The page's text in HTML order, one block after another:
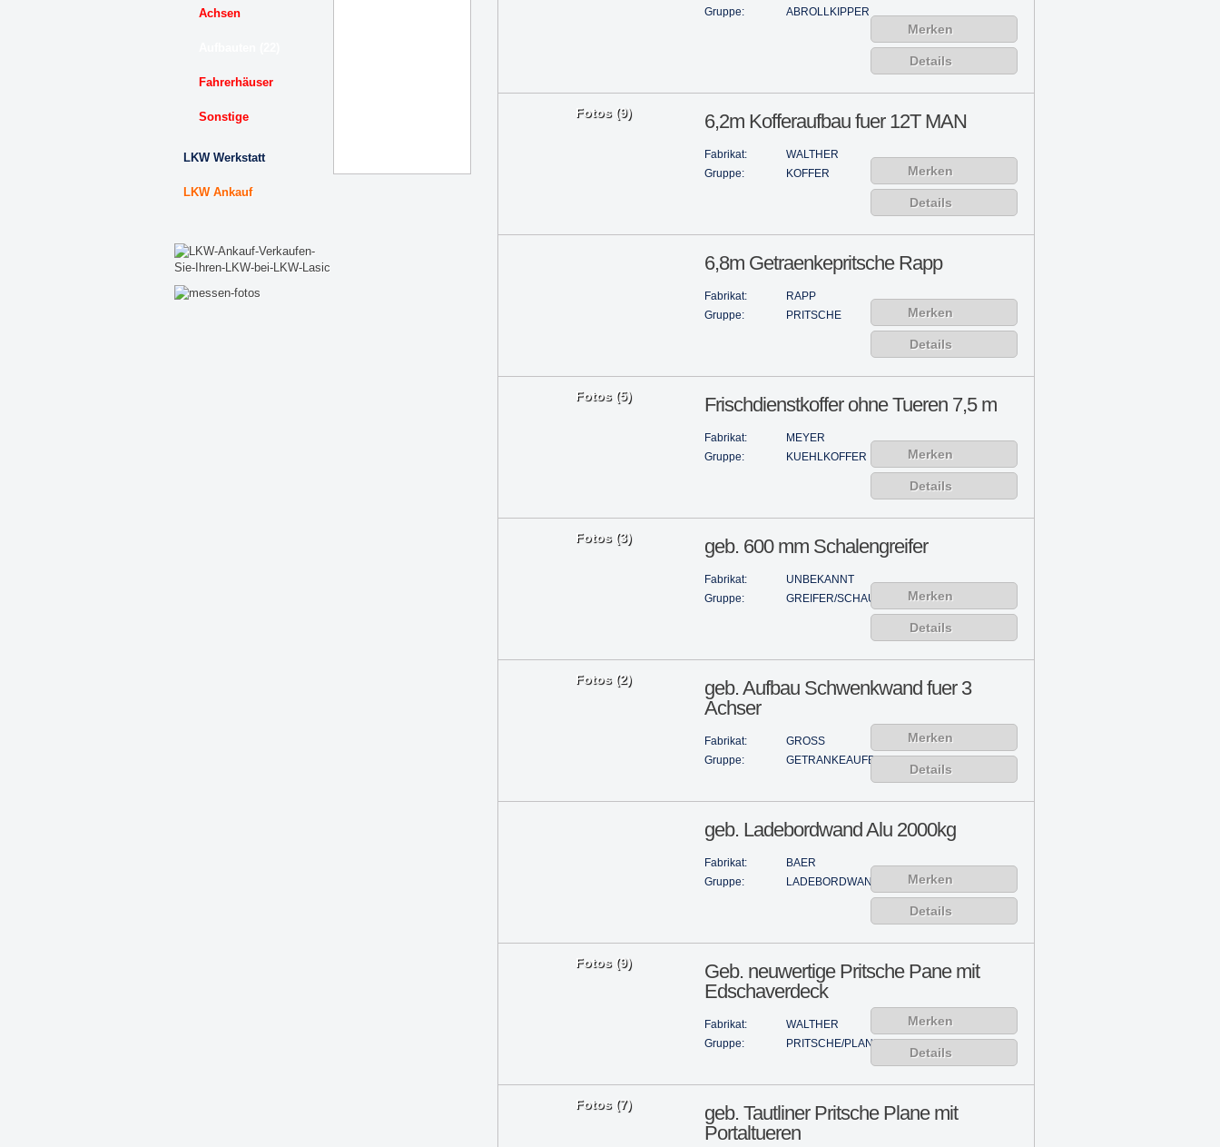
Achsen
Fahrerhäuser
Sonstige
LKW Werkstatt
LKW Ankauf
Merken
Details
Gruppe:
ABROLLKIPPER
Fotos (9)
Merken
Details
6,2m Kofferaufbau fuer 12T MAN
Fabrikat:
WALTHER
Gruppe:
KOFFER
Merken
Details
6,8m Getraenkepritsche Rapp
Fabrikat:
RAPP
Gruppe:
PRITSCHE
Fotos (5)
Merken
Details
Frischdienstkoffer ohne Tueren 7,5 m
Fabrikat:
MEYER
Gruppe:
KUEHLKOFFER
Fotos (3)
Merken
Details
geb. 600 mm Schalengreifer
Fabrikat:
UNBEKANNT
Gruppe:
GREIFER/SCHAUFEL
Fotos (2)
Merken
Details
geb. Aufbau Schwenkwand fuer 3
Achser
Fabrikat:
GROSS
Gruppe:
GETRANKEAUFBAU
Merken
Details
geb. Ladebordwand Alu 2000kg
Fabrikat:
BAER
Gruppe:
LADEBORDWAND
Fotos (9)
Merken
Details
Geb. neuwertige Pritsche Pane mit
Edschaverdeck
Fabrikat:
WALTHER
Gruppe:
PRITSCHE/PLANE
Fotos (7)
geb. Tautliner Pritsche Plane mit
Portaltueren